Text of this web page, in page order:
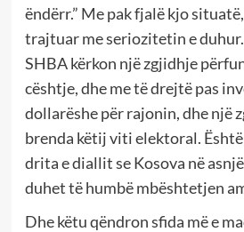
ëndërr.” Me pak fjalë kjo
trajtuar me seriozitetin e
SHBA kërkon një zgjidhje
cështje, dhe me të drejtë pas
dollarëshe për rajonin, dhe një
brenda këtij viti elektoral.
drita e diallit se Kosova në
duhet të humbë mbështetjen
Dhe këtu qëndron sfida më e